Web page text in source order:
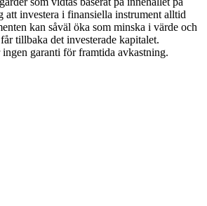
att investera i finansiella instrument alltid
kan såväl öka som minska i värde och
tillbaka det investerade kapitalet.
garanti för framtida avkastning.